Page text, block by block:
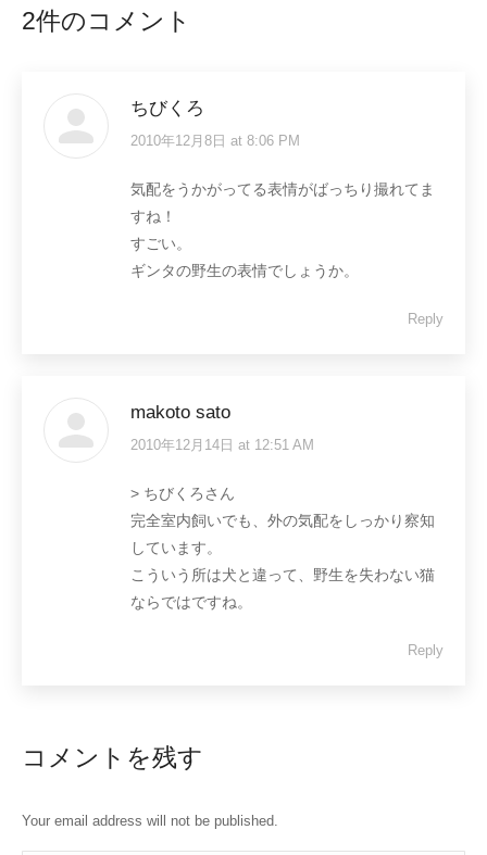
2件のコメント
ちびくろ
says:
2010年12月8日 at 8:06 PM
気配をうかがってる表情がばっちり撮れてま
すね！
すごい。
ギンタの野生の表情でしょうか。
Reply
makoto sato
says:
2010年12月14日 at 12:51 AM
> ちびくろさん
完全室内飼いでも、外の気配をしっかり察知
しています。
こういう所は犬と違って、野生を失わない猫
ならではですね。
Reply
コメントを残す
Your email address will not be published.